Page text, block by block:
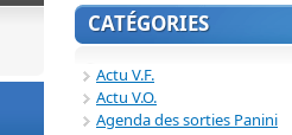
CATÉGORIES
Actu V.F.
Actu V.O.
Agenda des sorties Panini